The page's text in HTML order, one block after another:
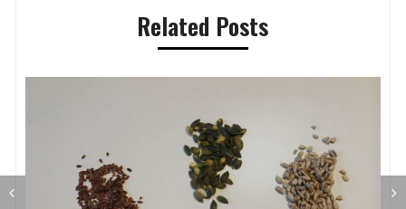
ー
ン
Related Posts